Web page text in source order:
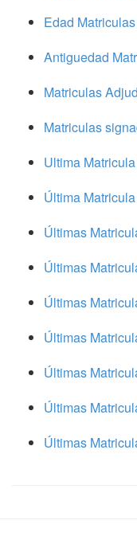
Edad
Antiguedad
Matriculas
Matriculas
Ultima
Última
Últimas
Últimas
Últimas
Últimas
Últimas
Últimas
Últimas